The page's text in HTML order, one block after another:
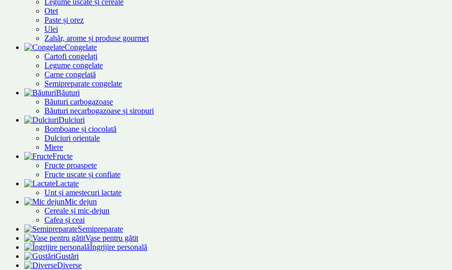
Legume uscate și cereale
Otet
Paste și orez
Ulei
Zahăr, arome și produse gourmet
Congelate
Cartofi congelați
Legume congelate
Carne congelată
Semipreparate congelate
Băuturi
Băuturi carbogazoase
Băuturi necarbogazoase și siropuri
Dulciuri
Bomboane și ciocolată
Dulciuri orientale
Miere
Fructe
Fructe proaspete
Fructe uscate și confiate
Lactate
Unt și amestecuri lactate
Mic dejun
Cereale și mic-dejun
Cafea și ceai
Semipreparate
Vase pentru gătit
Îngrijire personală
Gustări
Diverse